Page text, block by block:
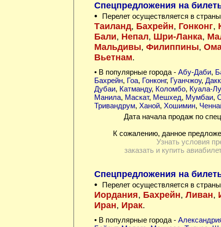
Спецпредложения на
•
Перелет осуществляется в
Таиланд, Бахрейн, Гонконг,
Бали, Непал, Шри-Ланка,
Мальдивы, Филиппины,
Вьетнам.
• В популярные города - Абу-Даби,
Бахрейн, Гоа, Гонконг, Гуанчжоу,
Дубаи, Катманду, Коломбо, Куала-
Манила, Маскат, Мешхед, Мумбаи,
Тривандрум, Ханой, Хошимин,
Дата начала продаж по
К сожалению, данное
Узнать условия
заказать и купить
Спецпредложения на
•
Перелет осуществляется в
Иордания, Бахрейн, Ливан,
Иран, Ирак.
• В популярные города -